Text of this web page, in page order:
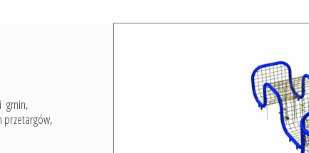
gmin,
przetargów,